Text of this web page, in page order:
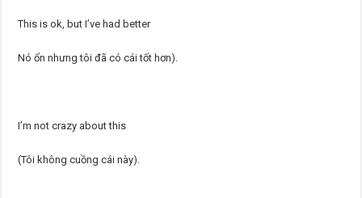
This is ok, but I’ve had better
Nó ổn nhưng tôi đã có cái tốt hơn).
I’m not crazy about this
(Tôi không cuồng cái này).